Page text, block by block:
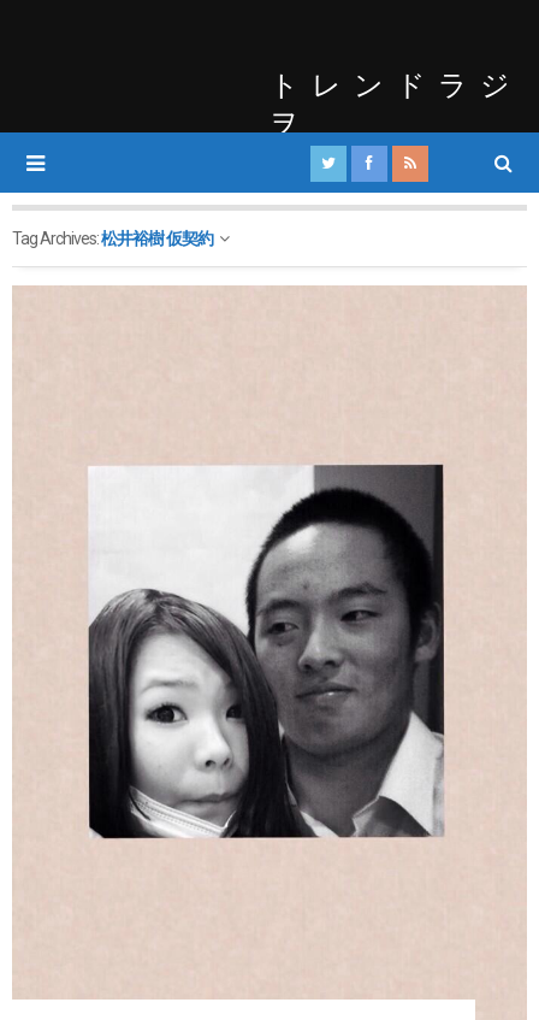
トレンドラジ
ヲ
Tag Archives:松井裕樹 仮契約